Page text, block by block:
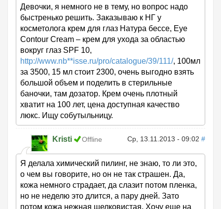
Девочки, я немного не в тему, но вопрос надо
быстренько решить. Заказываю к НГ у
косметолога крем для глаз Натура бессе, Eye
Contour Cream – крем для ухода за областью
вокруг глаз SPF 10,
http://www.nb**isse.ru/pro/catalogue/39/111/, 100мл
за 3500, 15 мл стоит 2300, очень выгодно взять
большой объем и поделить в стерильные
баночки, там дозатор. Крем очень плотный
хватит на 100 лет, цена доступная качество
люкс. Ищу собутыльницу.
Kristi Offline Ср, 13.11.2013 - 09:02 #
Я делала химический пилинг, не знаю, то ли это,
о чем вы говорите, но он не так страшен. Да,
кожа немного страдает, да слазит потом пленка,
но не неделю это длится, а пару дней. Зато
потом кожа нежная шелковистая. Хочу еще на